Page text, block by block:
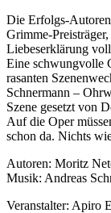
Die Erfolgs-
Grimme-
Liebeserklärung
Eine schwungvolle
rasanten
Schnermann –
Szene gesetzt von
Auf die Oper
schon da. Nichts
Autoren: Moritz
Musik: Andreas
Veranstalter: Apiro